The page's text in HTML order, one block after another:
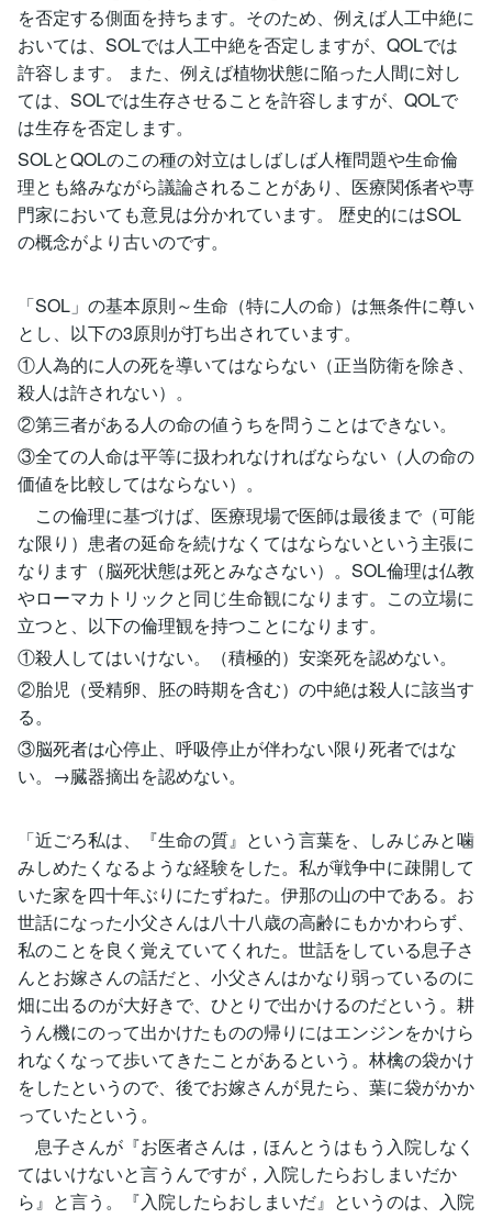
を否定する側面を持ちます。そのため、例えば人工中絶に
おいては、SOLでは人工中絶を否定しますが、QOLでは
許容します。 また、例えば植物状態に陥った人間に対し
ては、SOLでは生存させることを許容しますが、QOLで
は生存を否定します。
SOLとQOLのこの種の対立はしばしば人権問題や生命倫
理とも絡みながら議論されることがあり、医療関係者や専
門家においても意見は分かれています。 歴史的にはSOL
の概念がより古いのです。
「SOL」の基本原則～生命（特に人の命）は無条件に尊い
とし、以下の3原則が打ち出されています。
①人為的に人の死を導いてはならない（正当防衛を除き、
殺人は許されない）。
②第三者がある人の命の値うちを問うことはできない。
③全ての人命は平等に扱われなければならない（人の命の
価値を比較してはならない）。
この倫理に基づけば、医療現場で医師は最後まで（可能
な限り）患者の延命を続けなくてはならないという主張に
なります（脳死状態は死とみなさない）。SOL倫理は仏教
やローマカトリックと同じ生命観になります。この立場に
立つと、以下の倫理観を持つことになります。
①殺人してはいけない。（積極的）安楽死を認めない。
②胎児（受精卵、胚の時期を含む）の中絶は殺人に該当す
る。
③脳死者は心停止、呼吸停止が伴わない限り死者ではな
い。→臓器摘出を認めない。
「近ごろ私は、『生命の質』という言葉を、しみじみと噛
みしめたくなるような経験をした。私が戦争中に疎開して
いた家を四十年ぶりにたずねた。伊那の山の中である。お
世話になった小父さんは八十八歳の高齢にもかかわらず、
私のことを良く覚えていてくれた。世話をしている息子さ
んとお嫁さんの話だと、小父さんはかなり弱っているのに
畑に出るのが大好きで、ひとりで出かけるのだという。耕
うん機にのって出かけたものの帰りにはエンジンをかけら
れなくなって歩いてきたことがあるという。林檎の袋かけ
をしたというので、後でお嫁さんが見たら、葉に袋がかか
っていたという。
息子さんが『お医者さんは，ほんとうはもう入院しなく
てはいけないと言うんですが，入院したらおしまいだか
ら』と言う。『入院したらおしまいだ』というのは、入院